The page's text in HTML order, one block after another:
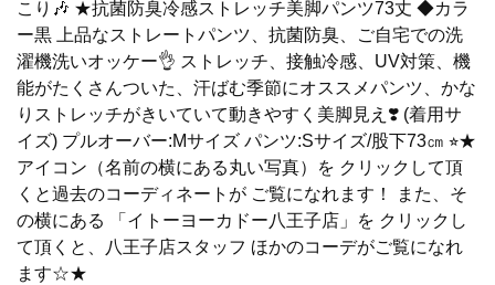
こり🎶 ★抗菌防臭冷感ストレッチ美脚パンツ73丈 ◆カラ
ー黒 上品なストレートパンツ、抗菌防臭、ご自宅での洗
濯機洗いオッケー👌 ストレッチ、接触冷感、UV対策、機
能がたくさんついた、汗ばむ季節にオススメパンツ、かな
りストレッチがきいていて動きやすく美脚見え❣️ (着用サ
イズ) プルオーバー:Mサイズ パンツ:Sサイズ/股下73㎝ ⭐︎★
アイコン（名前の横にある丸い写真）を クリックして頂
くと過去のコーディネートが ご覧になれます！ また、そ
の横にある 「イトーヨーカドー八王子店」を クリックし
て頂くと、八王子店スタッフ ほかのコーデがご覧になれ
ます☆★